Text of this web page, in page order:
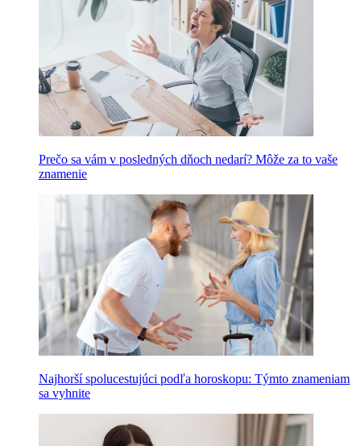
Prečo sa vám v posledných dňoch nedarí? Môže za to vaše
znamenie
Najhorší spolucestujúci podľa horoskopu: Týmto znameniam
sa vyhnite